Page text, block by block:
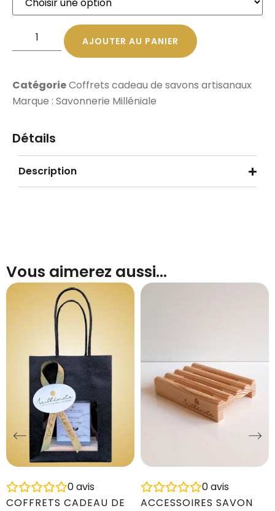
AJOUTER AU PANIER
CatégorieCoffrets cadeau de savons artisanaux
Marque : Savonnerie Milléniale
Détails
Description
Vous aimerez aussi…
0avis
COFFRETS CADEAU DE
0avis
ACCESSOIRES SAVON